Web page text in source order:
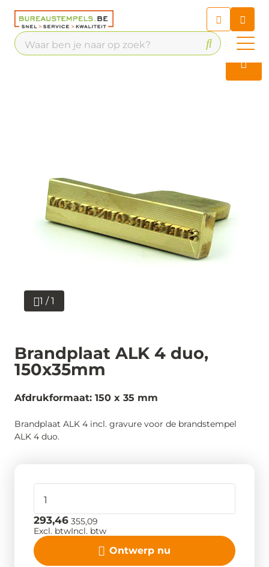
Chat 24/7 met onze chatbot
voor hulp
Contact
1 / 1
Brandplaat ALK 4 duo,
150x35mm
Afdrukformaat: 150 x 35 mm
Brandplaat ALK 4 incl. gravure voor de brandstempel
ALK 4 duo.
Ontwerp nu
293,46
Excl. btw
355,09
Incl. btw